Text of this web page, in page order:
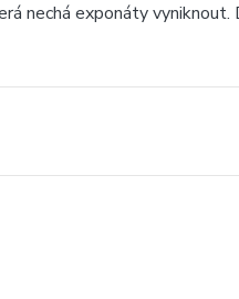
nechá exponáty